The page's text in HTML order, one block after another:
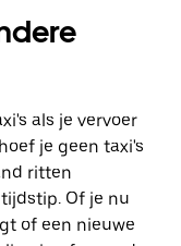
als je vervoer
je geen taxi's
ritten
Of je nu
of een nieuwe